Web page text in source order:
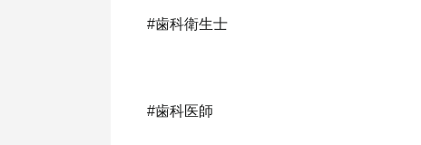
#歯科衛生士
#歯科医師